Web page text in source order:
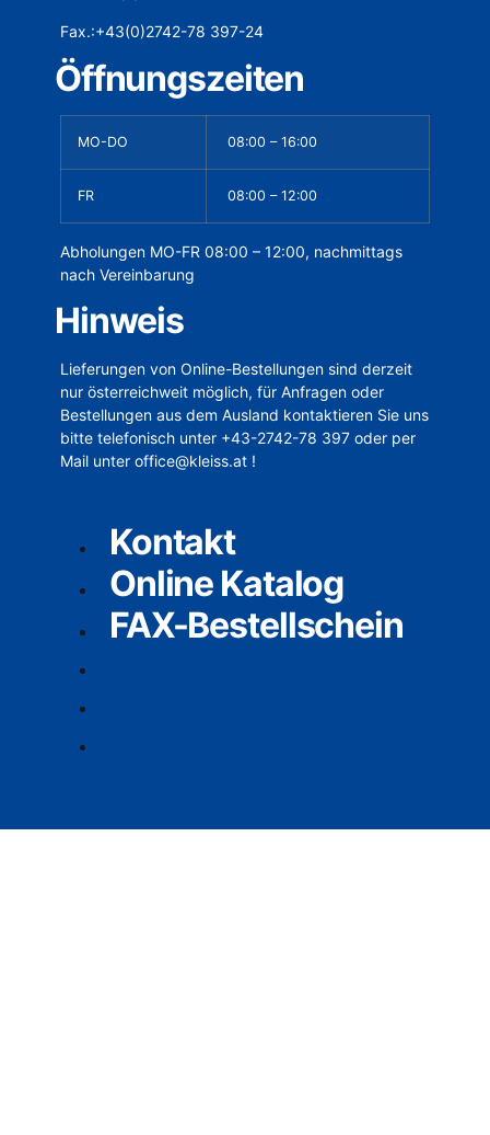
Fax.:+43(0)2742-78 397-24
Öffnungszeiten
MO-DO 08:00 – 16:00
FR 08:00 – 12:00
Abholungen MO-FR 08:00 – 12:00, nachmittags
nach Vereinbarung
Hinweis
Lieferungen von Online-Bestellungen sind derzeit
nur österreichweit möglich, für Anfragen oder
Bestellungen aus dem Ausland kontaktieren Sie uns
bitte telefonisch unter +43-2742-78 397 oder per
Mail unter office@kleiss.at !
Kontakt
Online Katalog
FAX-Bestellschein